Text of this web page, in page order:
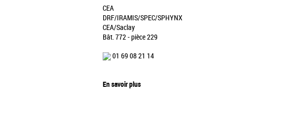
CEA
DRF/IRAMIS/SPEC/SPHYNX
CEA/Saclay
Bât. 772 - pièce 229
01 69 08 21 14
En savoir plus